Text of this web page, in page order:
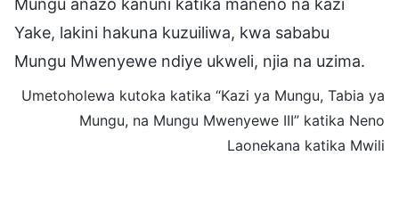
Yake, lakini hakuna kuzuiliwa, kwa sababu
Mungu Mwenyewe ndiye ukweli, njia na uzima.
Umetoholewa kutoka katika “Kazi ya Mungu, Tabia ya
Mungu, na Mungu Mwenyewe III” katika Neno
Laonekana katika Mwili